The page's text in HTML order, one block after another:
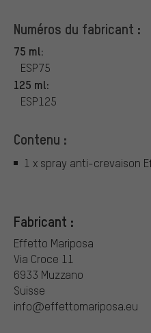
Numéros du fabricant :
75 ml:
ESP75
125 ml:
ESP125
Contenu :
1 x spray anti-crevaison
Fabricant :
Effetto Mariposa
Via Croce 11
6933 Muzzano
Suisse
info@effettomariposa.eu